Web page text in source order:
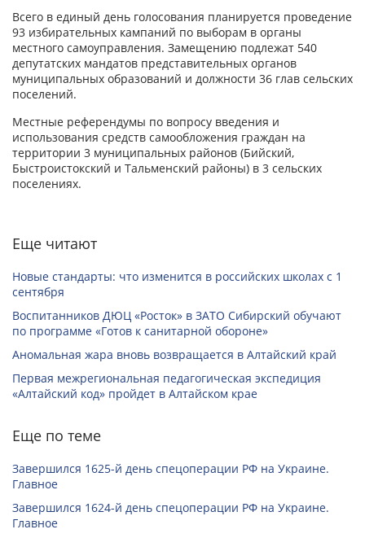
Всего в единый день голосования планируется проведение
93 избирательных кампаний по выборам в органы
местного самоуправления. Замещению подлежат 540
депутатских мандатов представительных органов
муниципальных образований и должности 36 глав сельских
поселений.
Местные референдумы по вопросу введения и
использования средств самообложения граждан на
территории 3 муниципальных районов (Бийский,
Быстроистокский и Тальменский районы) в 3 сельских
поселениях.
Еще читают
Новые стандарты: что изменится в российских школах с 1
сентября
Воспитанников ДЮЦ «Росток» в ЗАТО Сибирский обучают
по программе «Готов к санитарной обороне»
Аномальная жара вновь возвращается в Алтайский край
Первая межрегиональная педагогическая экспедиция
«Алтайский код» пройдет в Алтайском крае
Еще по теме
Завершился 1625-й день спецоперации РФ на Украине.
Главное
Завершился 1624-й день спецоперации РФ на Украине.
Главное